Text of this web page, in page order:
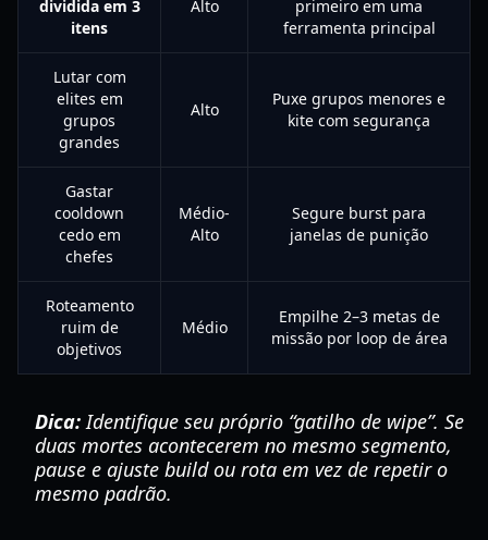
dividida em 3
itens
Alto
primeiro em uma
ferramenta principal
Lutar com
elites em
grupos
grandes
Alto
Puxe grupos menores e
kite com segurança
Gastar
cooldown
cedo em
chefes
Médio-
Alto
Segure burst para
janelas de punição
Roteamento
ruim de
objetivos
Médio
Empilhe 2–3 metas de
missão por loop de área
Dica:Identifique seu próprio “gatilho de wipe”. Se
duas mortes acontecerem no mesmo segmento,
pause e ajuste build ou rota em vez de repetir o
mesmo padrão.